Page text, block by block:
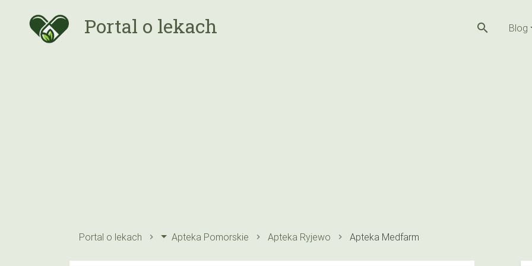
Portal o lekach search Blog
Portal o lekach Apteka Pomorskie Apteka Ryjewo Apteka Medfarm